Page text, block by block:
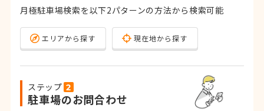
月極駐車場検索を以下2パターンの方法から検索可能
エリアから探す 現在地から探す
ステップ
駐車場のお問合わせ